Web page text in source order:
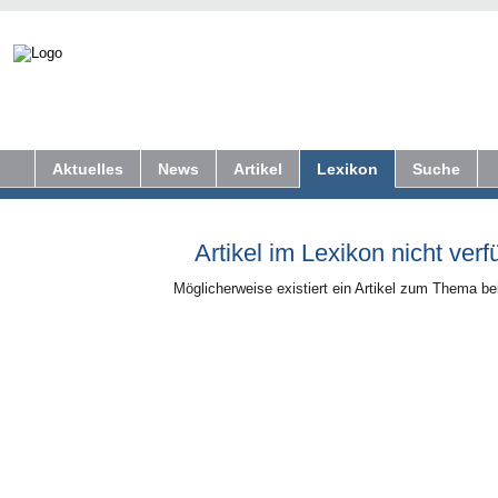
Aktuelles News Artikel Lexikon Suche
Artikel im Lexikon nicht
Möglicherweise existiert ein Artikel zum Thema